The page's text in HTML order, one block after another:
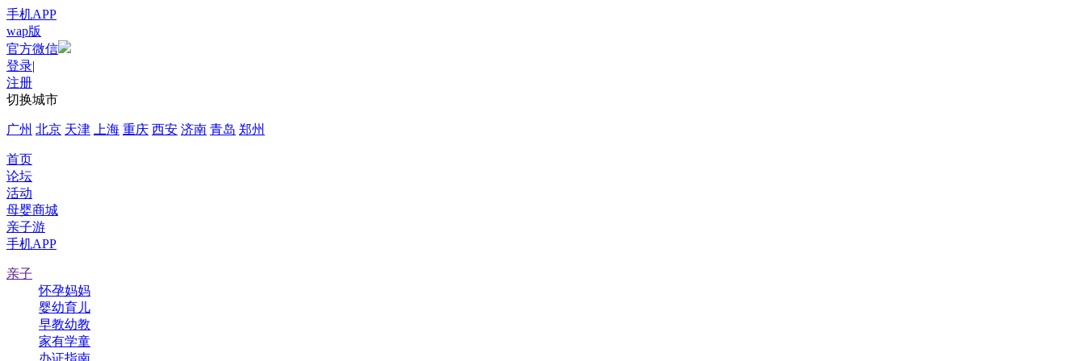
手机APP
wap版
官方微信
登录|
注册
切换城市
广州 北京 天津 上海 重庆 西安 济南 青岛 郑州
首页
论坛
活动
母婴商城
亲子游
手机APP
亲子
怀孕妈妈
婴幼育儿
早教幼教
家有学童
办证指南